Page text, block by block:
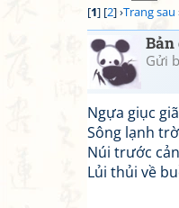
[1] [2] ›Trang sau
Bản
Gửi
Ngựa giục
Sông lạnh
Núi trước
Lủi thủi về